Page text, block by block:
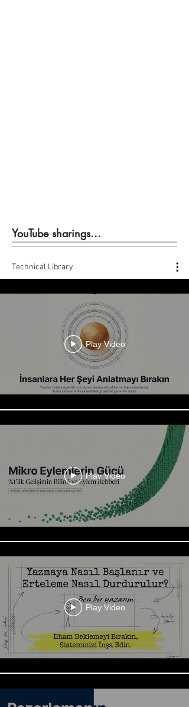
YouTube sharings...
Technical Library
Play Video
Play Video
Play Video